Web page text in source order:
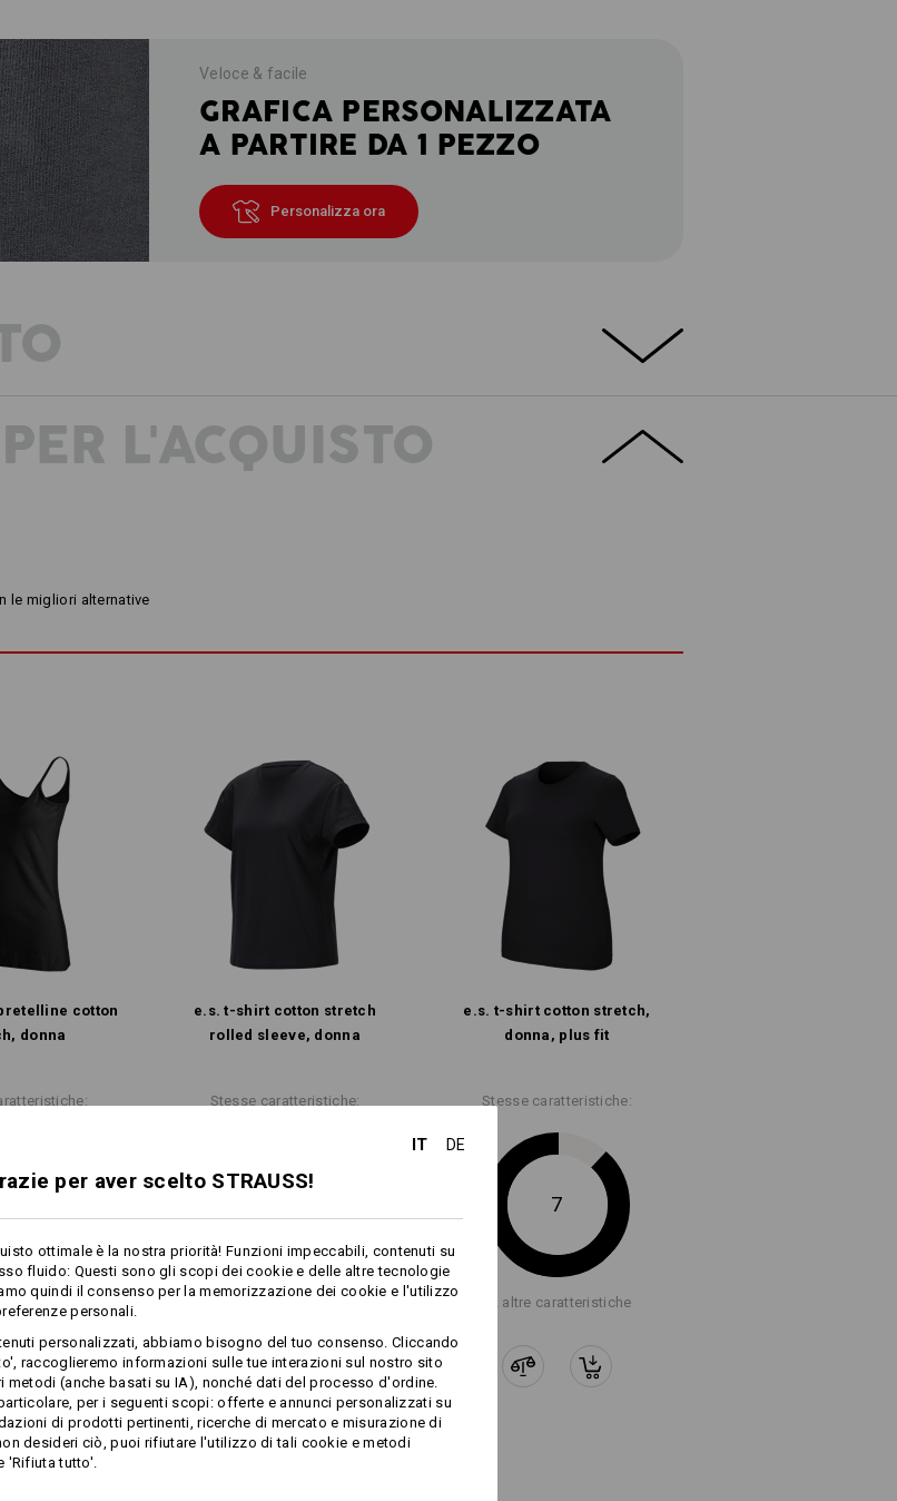
Veloce & facile
GRAFICA PERSONALIZZATA
A PARTIRE DA 1 PEZZO
Personalizza ora
DESCRIZIONE
Manutenzione:
Personalizzazione:
Progetta tu
L'ACQUISTO
le migliori alternative
cotton
donna
e.s. t-shirt cotton stretch
rolled sleeve, donna
e.s. t-shirt cotton stretch,
donna, plus fit
Stesse caratteristiche: Stesse caratteristiche:
7
+2 altre caratteristiche
IT DE
per aver scelto STRAUSS!
ottimale è la nostra priorità! Funzioni impeccabili, contenuti su
fluido: Questi sono gli scopi dei cookie e delle altre tecnologie
quindi il consenso per la memorizzazione dei cookie e l'utilizzo
personali.
personalizzati, abbiamo bisogno del tuo consenso. Cliccando
raccoglieremo informazioni sulle tue interazioni sul nostro sito
metodi (anche basati su IA), nonché dati del processo d'ordine.
per i seguenti scopi: offerte e annunci personalizzati su
di prodotti pertinenti, ricerche di mercato e misurazione di
desideri ciò, puoi rifiutare l'utilizzo di tali cookie e metodi
'Rifiuta tutto'.